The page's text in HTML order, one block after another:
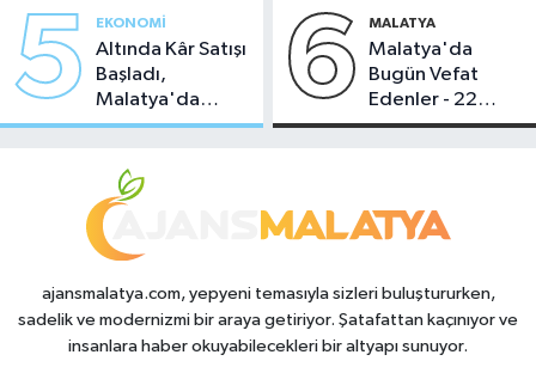
5 EKONOMI
Altında Kâr Satışı
Başladı,
Malatya'da
Makas Ne
6 MALATYA
Malatya'da
Bugün Vefat
Edenler - 22
Temmuz 2026
ajansmalatya.com, yepyeni temasıyla sizleri buluştururken,
sadelik ve modernizmi bir araya getiriyor. Şatafattan kaçınıyor ve
insanlara haber okuyabilecekleri bir altyapı sunuyor.